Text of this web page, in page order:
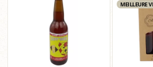
MEILLEURE